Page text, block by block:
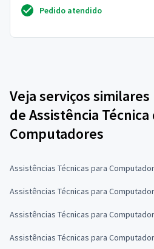
Pedido atendido
Veja serviços
de Assistência Técnica
Computadores
Assistências Técnicas para
Assistências Técnicas para
Assistências Técnicas para Computador
Assistências Técnicas para